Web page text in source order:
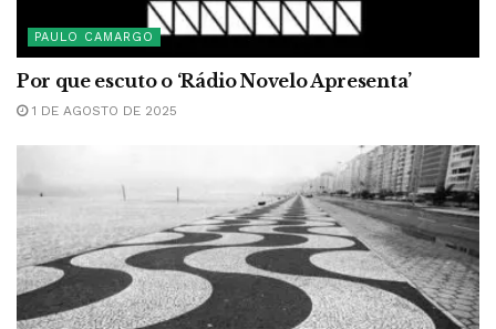
PAULO CAMARGO
Por que escuto o ‘Rádio Novelo Apresenta’
1 DE AGOSTO DE 2025